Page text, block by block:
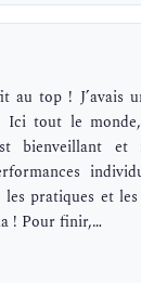
au top ! J’avais
Ici tout le
bienveillant et
les pratiques et
! Pour finir,…